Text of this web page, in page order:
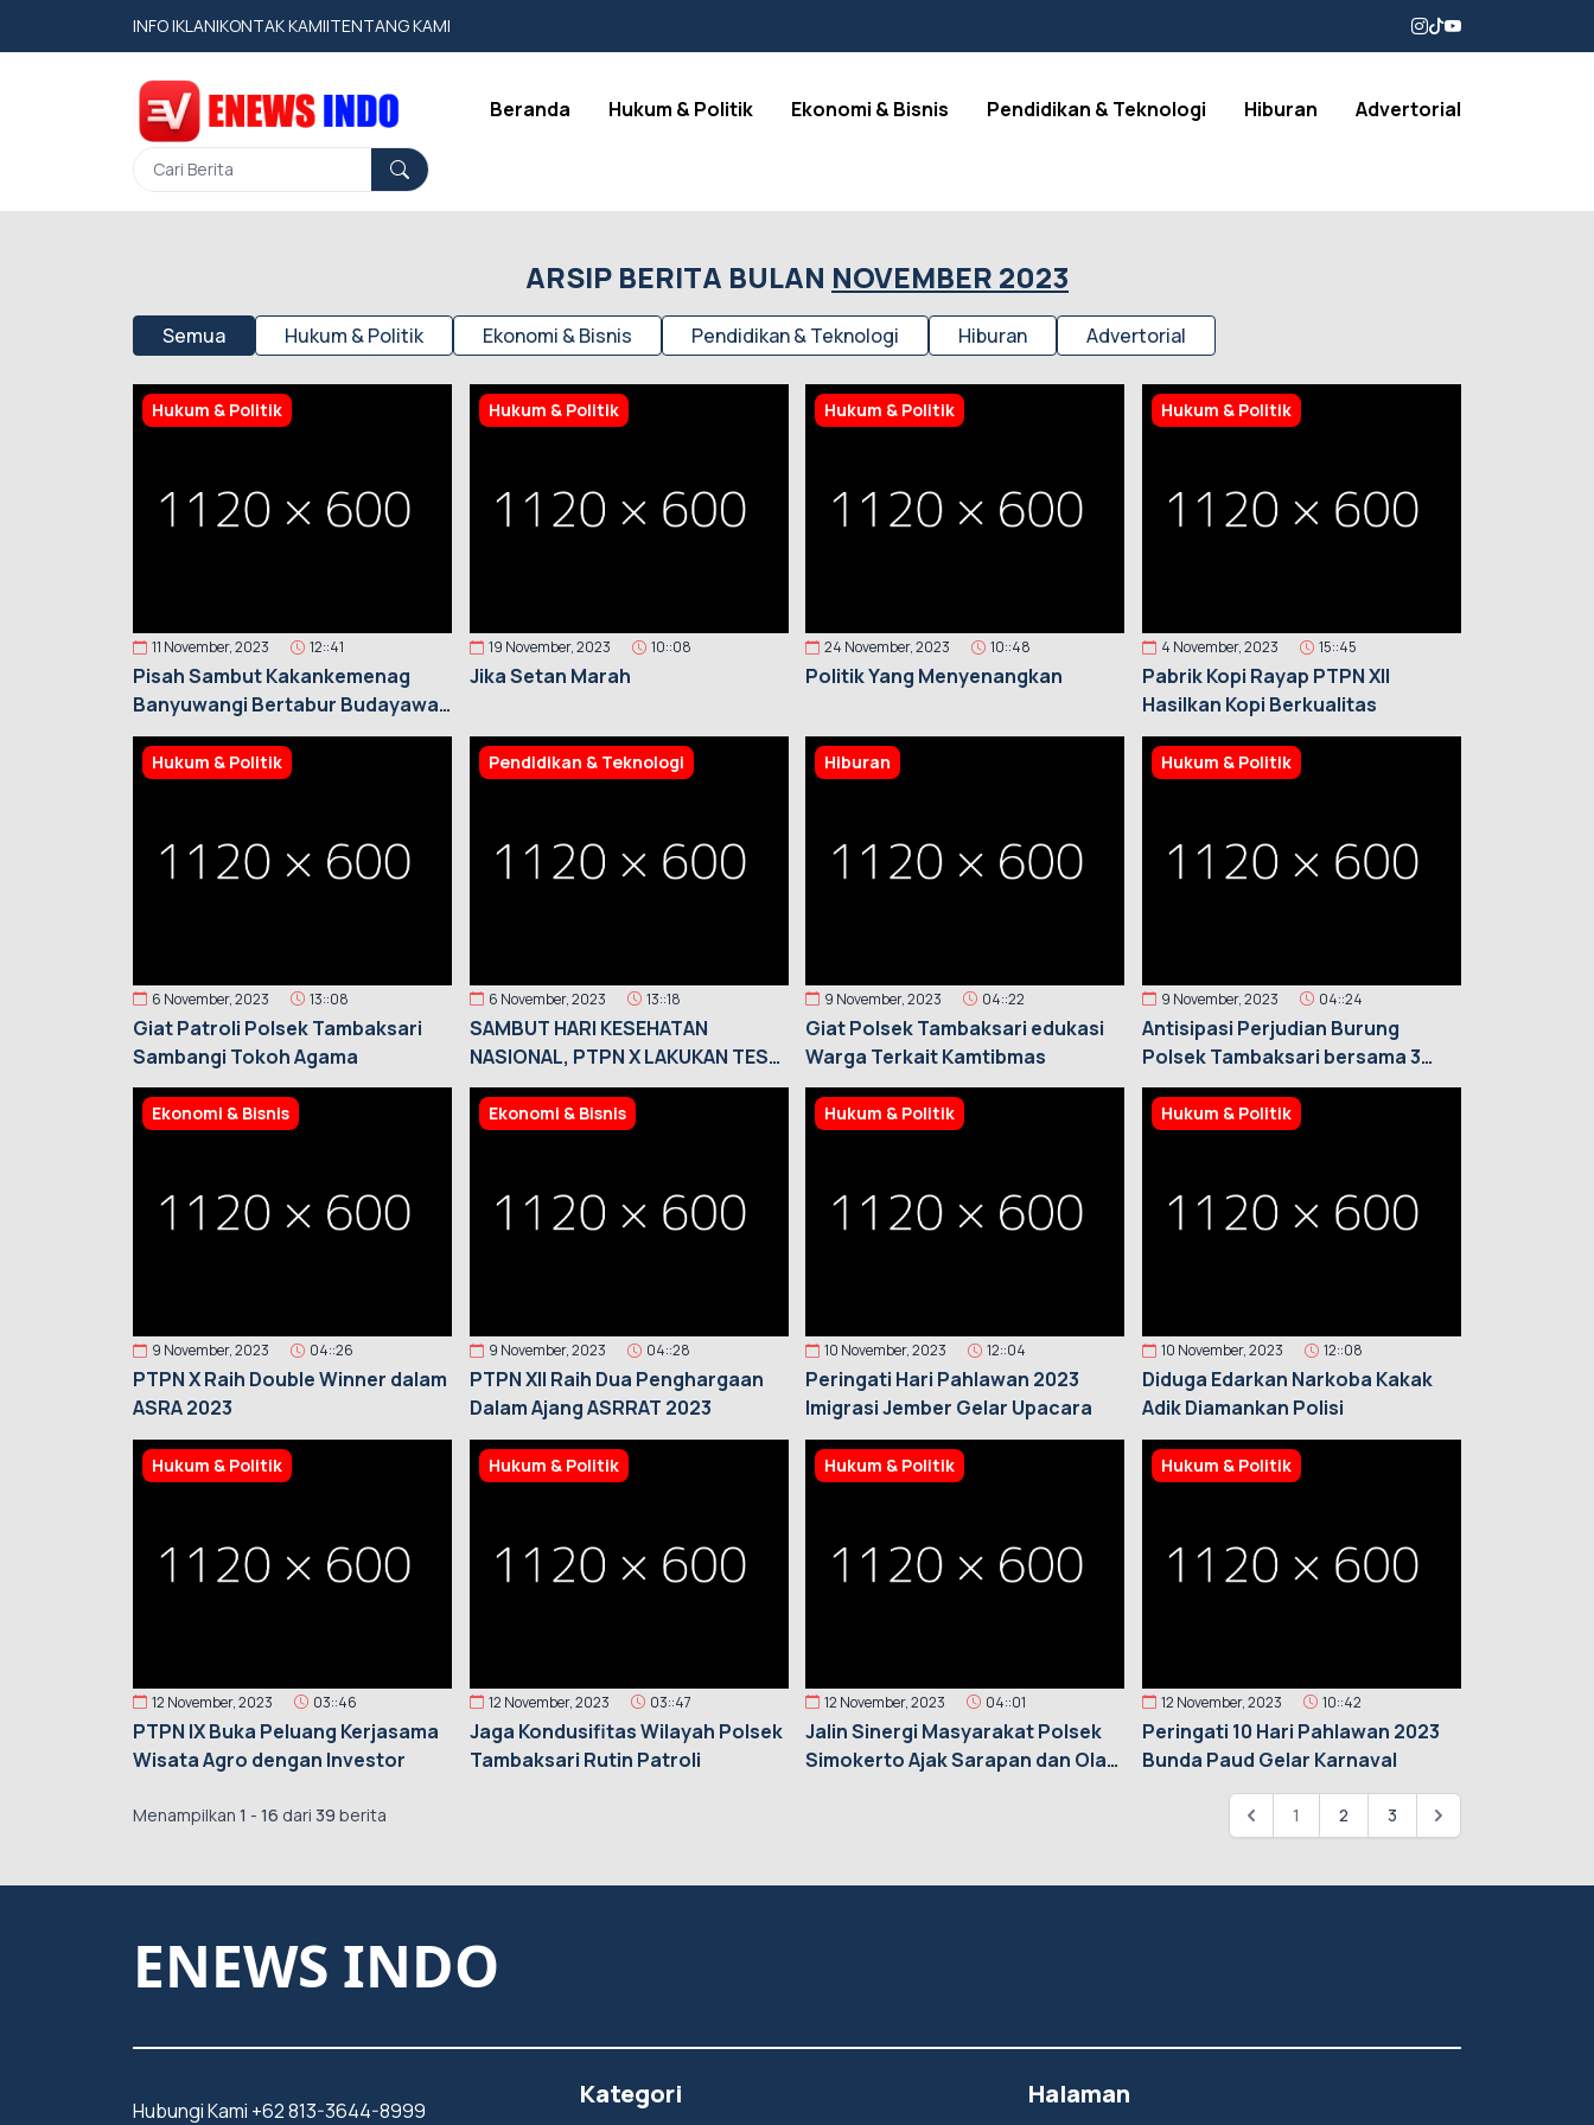
INFO IKLAN|KONTAK KAMI|TENTANG KAMI
Beranda Hukum & Politik Ekonomi & Bisnis Pendidikan & Teknologi Hiburan Advertorial
ARSIP BERITA BULAN NOVEMBER 2023
Semua Hukum & Politik Ekonomi & Bisnis Pendidikan & Teknologi Hiburan Advertorial
Hukum & Politik
11 November, 2023 12::41
Pisah Sambut Kakankemenag
Banyuwangi Bertabur Budayawan
dan Sastrawan
Hukum & Politik
19 November, 2023 10::08
Jika Setan Marah
Hukum & Politik
24 November, 2023 10::48
Politik Yang Menyenangkan
Hukum & Politik
4 November, 2023 15::45
Pabrik Kopi Rayap PTPN XII
Hasilkan Kopi Berkualitas
Hukum & Politik
6 November, 2023 13::08
Giat Patroli Polsek Tambaksari
Sambangi Tokoh Agama
Pendidikan & Teknologi
6 November, 2023 13::18
SAMBUT HARI KESEHATAN
NASIONAL, PTPN X LAKUKAN TES
KESEHATAN 475 KARYAWAN
Hiburan
9 November, 2023 04::22
Giat Polsek Tambaksari edukasi
Warga Terkait Kamtibmas
Hukum & Politik
9 November, 2023 04::24
Antisipasi Perjudian Burung
Polsek Tambaksari bersama 3
Pilar lakukan Patroli
Ekonomi & Bisnis
9 November, 2023 04::26
PTPN X Raih Double Winner dalam
ASRA 2023
Ekonomi & Bisnis
9 November, 2023 04::28
PTPN XII Raih Dua Penghargaan
Dalam Ajang ASRRAT 2023
Hukum & Politik
10 November, 2023 12::04
Peringati Hari Pahlawan 2023
Imigrasi Jember Gelar Upacara
Hukum & Politik
10 November, 2023 12::08
Diduga Edarkan Narkoba Kakak
Adik Diamankan Polisi
Hukum & Politik
12 November, 2023 03::46
PTPN IX Buka Peluang Kerjasama
Wisata Agro dengan Investor
Hukum & Politik
12 November, 2023 03::47
Jaga Kondusifitas Wilayah Polsek
Tambaksari Rutin Patroli
Hukum & Politik
12 November, 2023 04::01
Jalin Sinergi Masyarakat Polsek
Simokerto Ajak Sarapan dan Olah
Hukum & Politik
12 November, 2023 10::42
Peringati 10 Hari Pahlawan 2023
Bunda Paud Gelar Karnaval
Menampilkan 1 - 16 dari 39 berita 1 2 3
ENEWS INDO
Hubungi Kami +62 813-3644-8999
Kategori Halaman